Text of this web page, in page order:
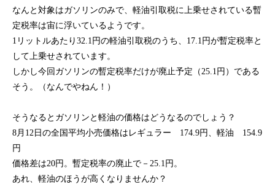
なんと対象はガソリンのみで、軽油引取税に上乗せされている暫
定税率は宙に浮いているようです。
1リットルあたり32.1円の軽油引取税のうち、17.1円が暫定税率と
して上乗せされています。
しかし今回ガソリンの暫定税率だけが廃止予定（25.1円）である
そう。（なんでやねん！）
そうなるとガソリンと軽油の価格はどうなるのでしょう？
8月12日の全国平均小売価格はレギュラー 174.9円、軽油 154.9
円
価格差は20円。暫定税率の廃止で－25.1円。
あれ、軽油のほうが高くなりませんか？